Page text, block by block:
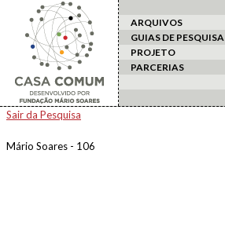
ARQUIVOS
GUIAS DE PESQUISA
PROJETO
PARCERIAS
Sair da Pesquisa
Mário Soares - 106